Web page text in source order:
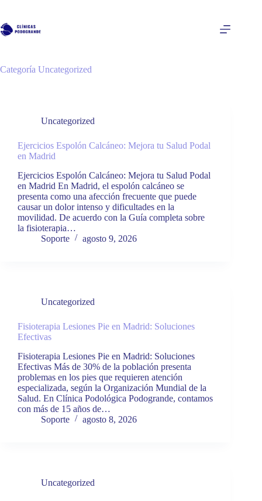
contenido
Categoría Uncategorized
Uncategorized
Ejercicios Espolón Calcáneo: Mejora tu Salud Podal
en Madrid
Ejercicios Espolón Calcáneo: Mejora tu Salud Podal
en Madrid En Madrid, el espolón calcáneo se
presenta como una afección frecuente que puede
causar un dolor intenso y dificultades en la
movilidad. De acuerdo con la Guía completa sobre
la fisioterapia…
Soporte
agosto 9, 2026
Uncategorized
Fisioterapia Lesiones Pie en Madrid: Soluciones
Efectivas
Fisioterapia Lesiones Pie en Madrid: Soluciones
Efectivas Más de 30% de la población presenta
problemas en los pies que requieren atención
especializada, según la Organización Mundial de la
Salud. En Clínica Podológica Podogrande, contamos
con más de 15 años de…
Soporte
agosto 8, 2026
Uncategorized